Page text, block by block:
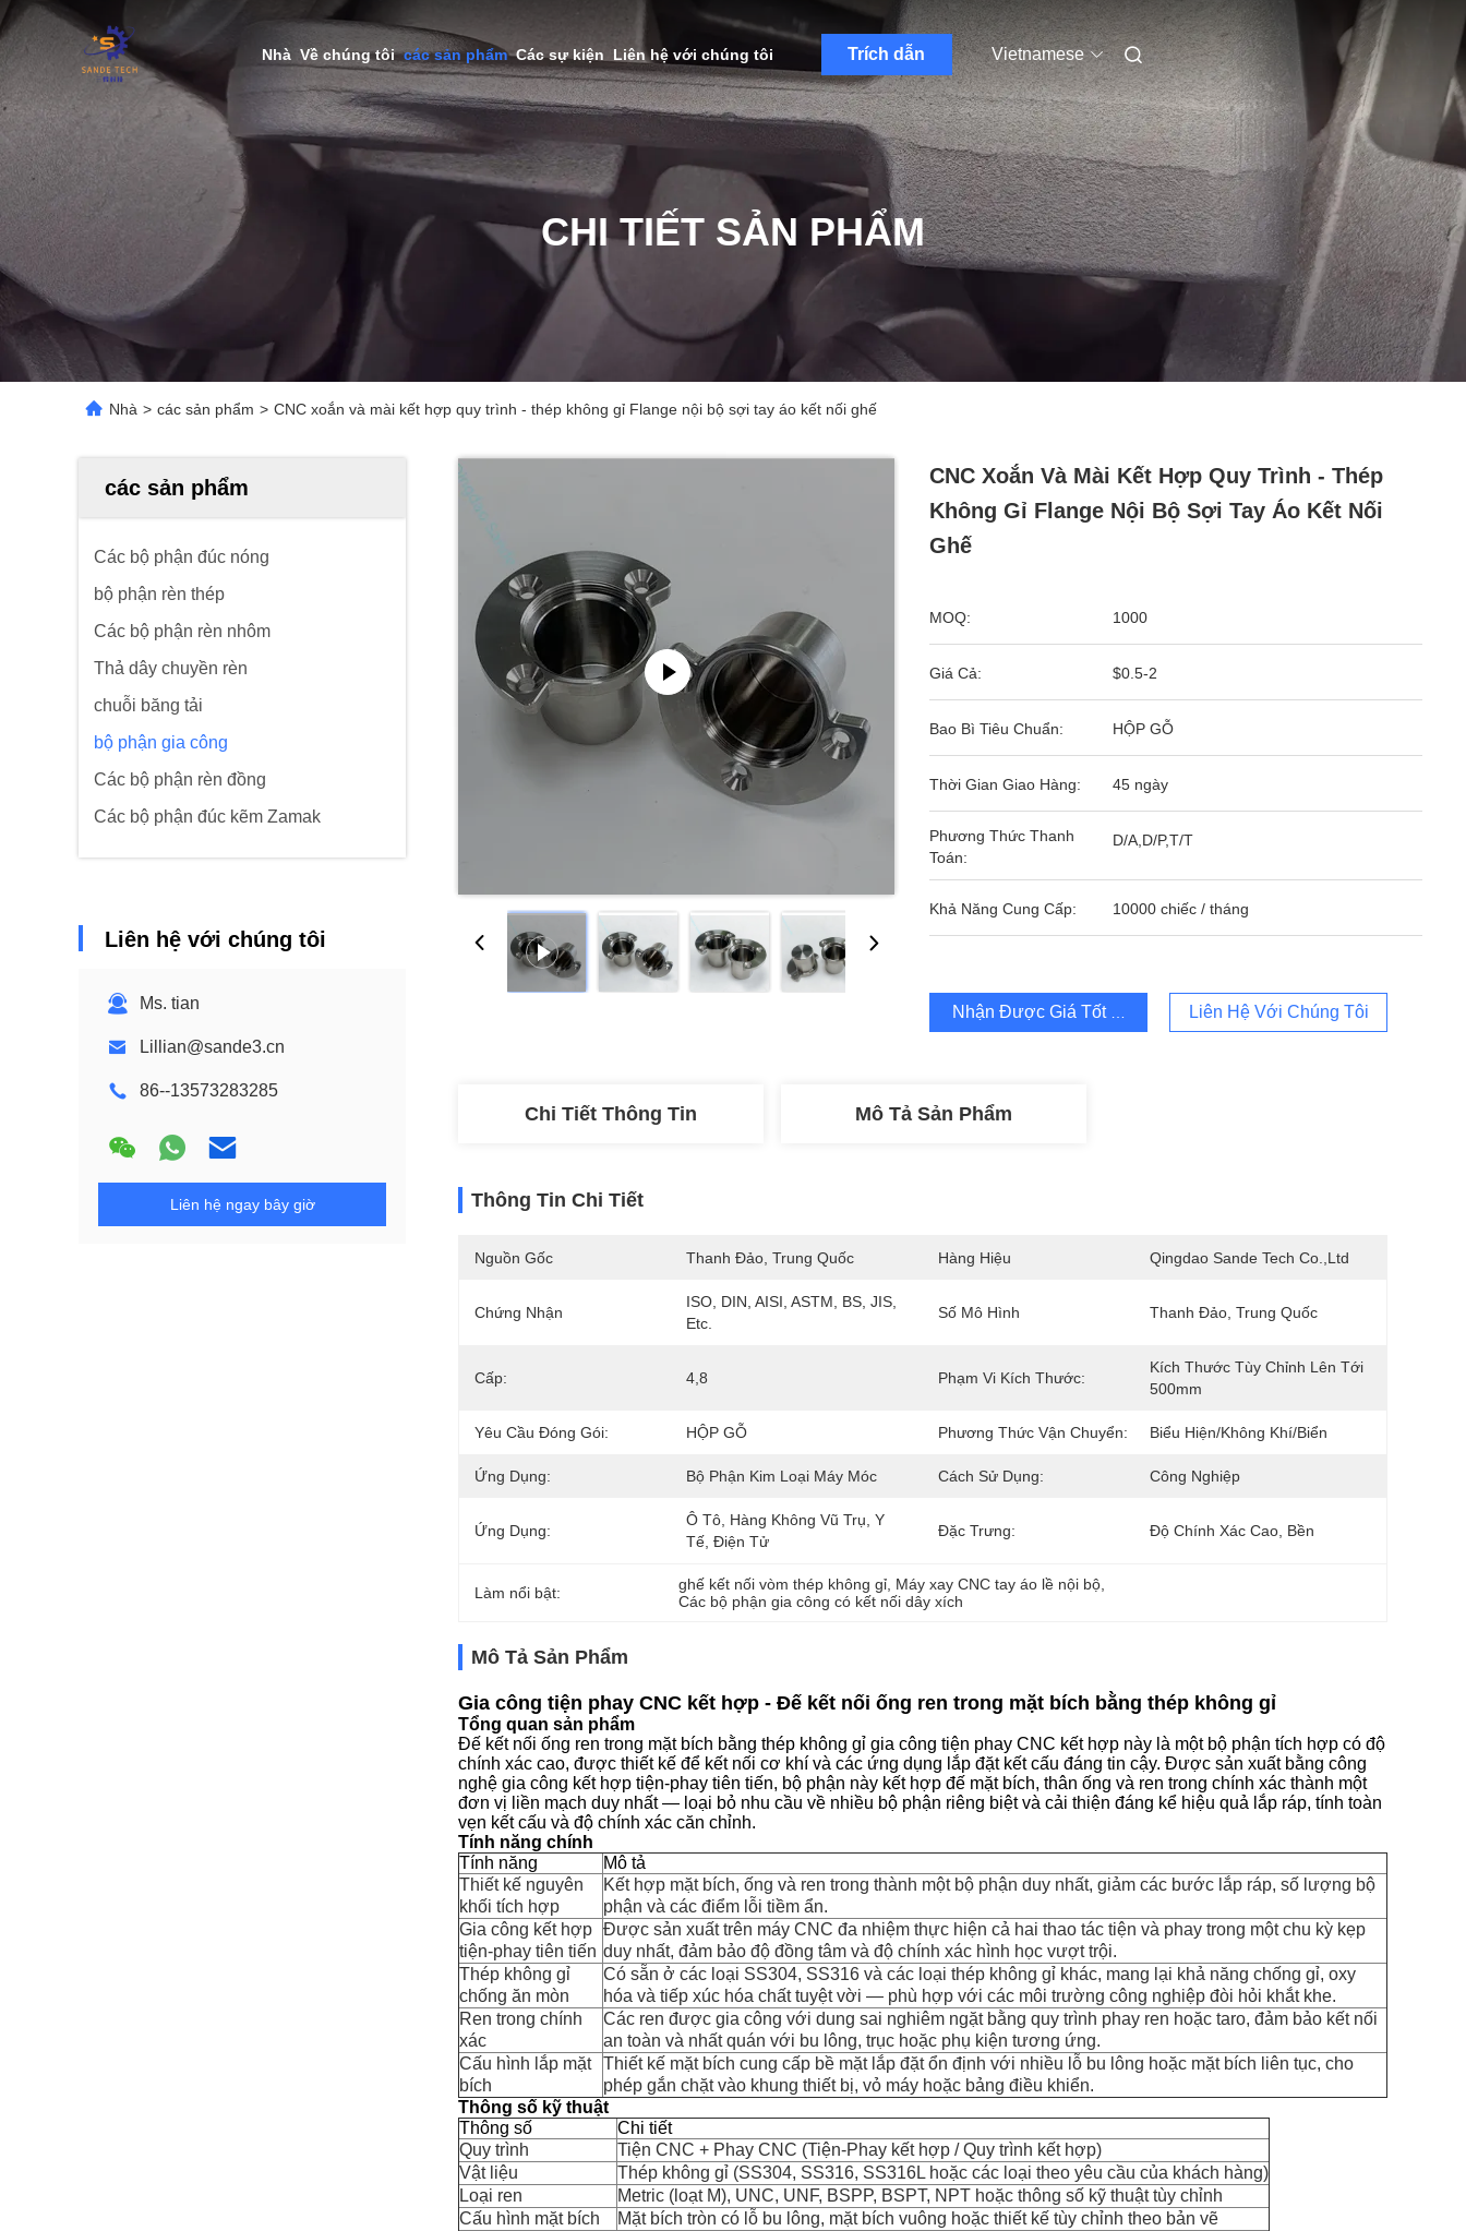
Nhà Về chúng tôi các sản phẩm Các sự kiện Liên hệ với chúng tôi Trích dẫn Vietnamese
CHI TIẾT SẢN PHẨM
Nhà > các sản phẩm > CNC xoắn và mài kết hợp quy trình - thép không gỉ Flange nội bộ sợi tay áo kết nối ghế
các sản phẩm
Các bộ phận đúc nóng
bộ phận rèn thép
Các bộ phận rèn nhôm
Thả dây chuyền rèn
chuỗi băng tải
bộ phận gia công
Các bộ phận rèn đồng
Các bộ phận đúc kẽm Zamak
Liên hệ với chúng tôi
Ms. tian
Lillian@sande3.cn
86--13573283285
Liên hệ ngay bây giờ
CNC Xoắn Và Mài Kết Hợp Quy Trình - Thép
Không Gỉ Flange Nội Bộ Sợi Tay Áo Kết Nối
Ghế
MOQ: 1000
Giá Cả: $0.5-2
Bao Bì Tiêu Chuẩn: HỘP GỖ
Thời Gian Giao Hàng: 45 ngày
Phương Thức Thanh
Toán:
D/A,D/P,T/T
Khả Năng Cung Cấp: 10000 chiếc / tháng
Nhận Được Giá Tốt Nhất Liên Hệ Với Chúng Tôi
Chi Tiết Thông Tin Mô Tả Sản Phẩm
Thông Tin Chi Tiết
Nguồn Gốc Thanh Đảo, Trung Quốc Hàng Hiệu Qingdao Sande Tech Co.,Ltd
Chứng Nhận
ISO, DIN, AISI, ASTM, BS, JIS,
Etc.
Số Mô Hình Thanh Đảo, Trung Quốc
Cấp: 4,8 Phạm Vi Kích Thước:
Kích Thước Tùy Chỉnh Lên Tới
500mm
Yêu Cầu Đóng Gói: HỘP GỖ Phương Thức Vận Chuyển: Biểu Hiện/không Khí/biển
Ứng Dụng: Bộ Phận Kim Loại Máy Móc Cách Sử Dụng: Công Nghiệp
Ứng Dụng:
Ô Tô, Hàng Không Vũ Trụ, Y
Tế, Điện Tử
Đặc Trưng: Độ Chính Xác Cao, Bền
Làm nổi bật: ghế kết nối vòm thép không gỉ Máy xay CNC tay áo lề nội bộ
Các bộ phận gia công có kết nối dây xích
Mô Tả Sản Phẩm
Gia công tiện phay CNC kết hợp - Đế kết nối ống ren trong mặt bích bằng thép không gỉ
Tổng quan sản phẩm
Đế kết nối ống ren trong mặt bích bằng thép không gỉ gia công tiện phay CNC kết hợp này là một bộ phận tích hợp có độ
chính xác cao, được thiết kế để kết nối cơ khí và các ứng dụng lắp đặt kết cấu đáng tin cậy. Được sản xuất bằng công
nghệ gia công kết hợp tiện-phay tiên tiến, bộ phận này kết hợp đế mặt bích, thân ống và ren trong chính xác thành một
đơn vị liền mạch duy nhất — loại bỏ nhu cầu về nhiều bộ phận riêng biệt và cải thiện đáng kể hiệu quả lắp ráp, tính toàn
vẹn kết cấu và độ chính xác căn chỉnh.
Tính năng chính
Tính năng
Mô tả
Thiết kế nguyên
khối tích hợp
Kết hợp mặt bích, ống và ren trong thành một bộ phận duy nhất, giảm các bước lắp ráp, số lượng bộ
phận và các điểm lỗi tiềm ẩn.
Gia công kết hợp
tiện-phay tiên tiến
Được sản xuất trên máy CNC đa nhiệm thực hiện cả hai thao tác tiện và phay trong một chu kỳ kẹp
duy nhất, đảm bảo độ đồng tâm và độ chính xác hình học vượt trội.
Thép không gỉ
chống ăn mòn
Có sẵn ở các loại SS304, SS316 và các loại thép không gỉ khác, mang lại khả năng chống gỉ, oxy
hóa và tiếp xúc hóa chất tuyệt vời — phù hợp với các môi trường công nghiệp đòi hỏi khắt khe.
Ren trong chính
xác
Các ren được gia công với dung sai nghiêm ngặt bằng quy trình phay ren hoặc taro, đảm bảo kết nối
an toàn và nhất quán với bu lông, trục hoặc phụ kiện tương ứng.
Cấu hình lắp mặt
bích
Thiết kế mặt bích cung cấp bề mặt lắp đặt ổn định với nhiều lỗ bu lông hoặc mặt bích liên tục, cho
phép gắn chặt vào khung thiết bị, vỏ máy hoặc bảng điều khiển.
Thông số kỹ thuật
Thông số
Chi tiết
Quy trình
Tiện CNC + Phay CNC (Tiện-Phay kết hợp / Quy trình kết hợp)
Vật liệu
Thép không gỉ (SS304, SS316, SS316L hoặc các loại theo yêu cầu của khách hàng)
Loại ren
Metric (loạt M), UNC, UNF, BSPP, BSPT, NPT hoặc thông số kỹ thuật tùy chỉnh
Cấu hình mặt bích
Mặt bích tròn có lỗ bu lông, mặt bích vuông hoặc thiết kế tùy chỉnh theo bản vẽ